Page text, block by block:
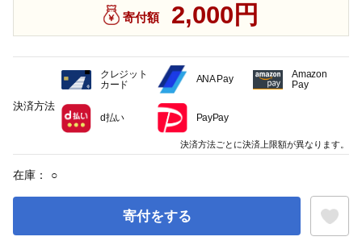
寄付額 2,000円
在庫： ○
寄付をする
決済方法
クレジット
カード
ANA Pay
Amazon
Pay
d払い PayPay
決済方法ごとに決済上限額が異なります。